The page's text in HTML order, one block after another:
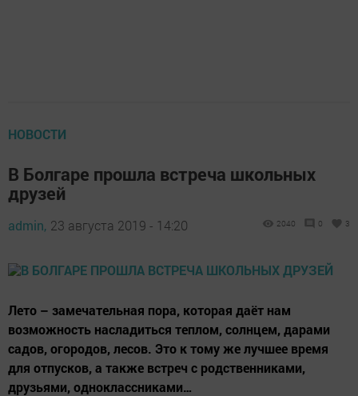
НОВОСТИ
В Болгаре прошла встреча школьных
друзей
admin, 23 августа 2019 - 14:20 2040 0 3
Лето – замечательная пора, которая даёт нам
возможность насладиться теплом, солнцем, дарами
садов, огородов, лесов. Это к тому же лучшее время
для отпусков, а также встреч с родственниками,
друзьями, одноклассниками…